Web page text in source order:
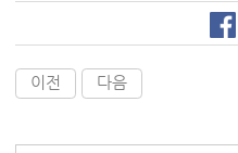
이전 다음